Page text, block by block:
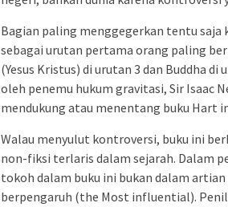
Bagian paling menggegerkan tentu saja
sebagai urutan pertama orang paling
(Yesus Kristus) di urutan 3 dan Buddha
oleh penemu hukum gravitasi, Sir Isaac
mendukung atau menentang buku Hart
Walau menyulut kontroversi, buku ini
non-fiksi terlaris dalam sejarah. Dalam
tokoh dalam buku ini bukan dalam
berpengaruh (the Most influential).